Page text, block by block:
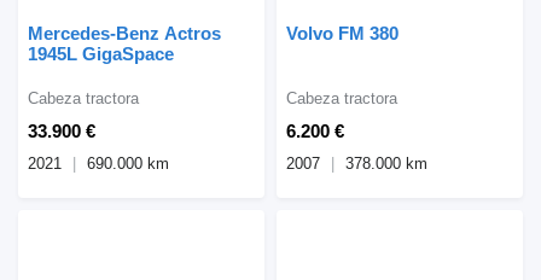
Mercedes-Benz Actros
1945L GigaSpace
33.900 €
Cabeza tractora
2021 690.000 km
Volvo FM 380
6.200 €
Cabeza tractora
2007 378.000 km